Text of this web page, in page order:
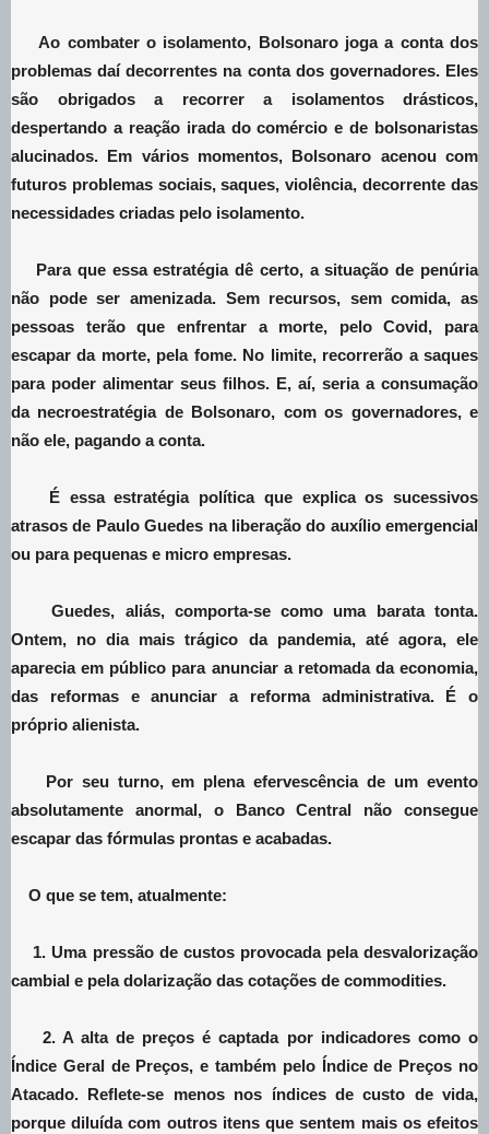
Ao combater o isolamento, Bolsonaro joga a conta dos
problemas daí decorrentes na conta dos governadores. Eles
são obrigados a recorrer a isolamentos drásticos,
despertando a reação irada do comércio e de bolsonaristas
alucinados. Em vários momentos, Bolsonaro acenou com
futuros problemas sociais, saques, violência, decorrente das
necessidades criadas pelo isolamento.
Para que essa estratégia dê certo, a situação de penúria
não pode ser amenizada. Sem recursos, sem comida, as
pessoas terão que enfrentar a morte, pelo Covid, para
escapar da morte, pela fome. No limite, recorrerão a saques
para poder alimentar seus filhos. E, aí, seria a consumação
da necroestratégia de Bolsonaro, com os governadores, e
não ele, pagando a conta.
É essa estratégia política que explica os sucessivos
atrasos de Paulo Guedes na liberação do auxílio emergencial
ou para pequenas e micro empresas.
Guedes, aliás, comporta-se como uma barata tonta.
Ontem, no dia mais trágico da pandemia, até agora, ele
aparecia em público para anunciar a retomada da economia,
das reformas e anunciar a reforma administrativa. É o
próprio alienista.
Por seu turno, em plena efervescência de um evento
absolutamente anormal, o Banco Central não consegue
escapar das fórmulas prontas e acabadas.
O que se tem, atualmente:
1. Uma pressão de custos provocada pela desvalorização
cambial e pela dolarização das cotações de commodities.
2. A alta de preços é captada por indicadores como o
Índice Geral de Preços, e também pelo Índice de Preços no
Atacado. Reflete-se menos nos índices de custo de vida,
porque diluída com outros itens que sentem mais os efeitos